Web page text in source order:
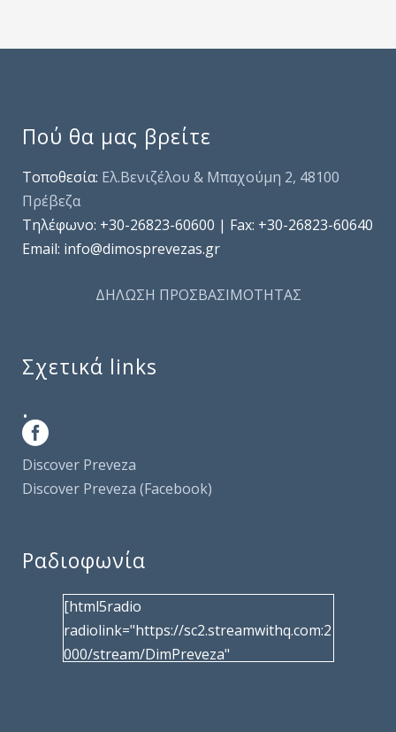
Πού θα μας βρείτε
Τοποθεσία: Ελ.Βενιζέλου & Μπαχούμη 2, 48100
Πρέβεζα
Τηλέφωνo: +30-26823-60600 | Fax: +30-26823-60640
Email: info@dimosprevezas.gr
ΔΗΛΩΣΗ ΠΡΟΣΒΑΣΙΜΟΤΗΤΑΣ
Σχετικά links
.
Discover Preveza
Discover Preveza (Facebook)
Ραδιοφωνία
[html5radio
radiolink="https://sc2.streamwithq.com:2
000/stream/DimPreveza"